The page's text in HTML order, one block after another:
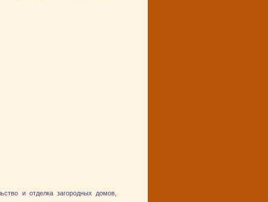
и отделка загородных домов,